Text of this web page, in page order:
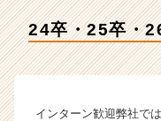
ム
|
24卒・25卒・
インターン歓迎弊社で